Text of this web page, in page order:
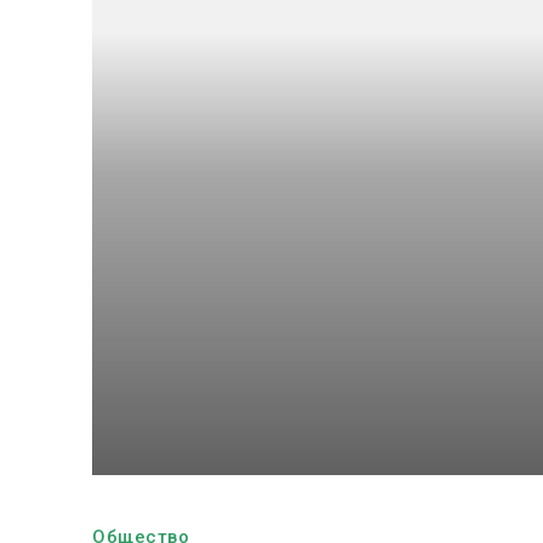
Общество